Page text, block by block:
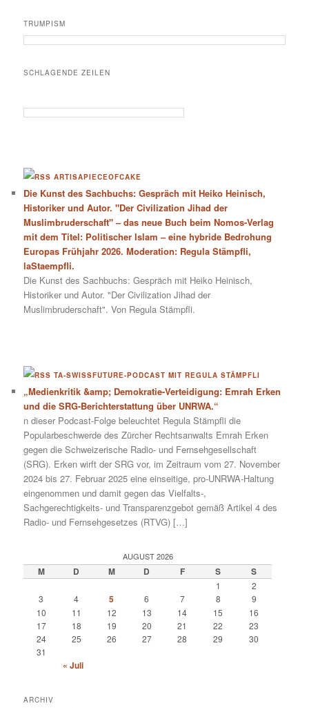
TRUMPISM
SCHLAGENDE ZEILEN
ARTISAPIECEOFCAKE
Die Kunst des Sachbuchs: Gespräch mit Heiko Heinisch,
Historiker und Autor. "Der Civilization Jihad der
Muslimbruderschaft" – das neue Buch beim Nomos-Verlag
mit dem Titel: Politischer Islam – eine hybride Bedrohung
Europas Frühjahr 2026. Moderation: Regula Stämpfli,
laStaempfli.
Die Kunst des Sachbuchs: Gespräch mit Heiko Heinisch,
Historiker und Autor. "Der Civilization Jihad der
Muslimbruderschaft". Von Regula Stämpfli.
TA-SWISSFUTURE-PODCAST MIT REGULA STÄMPFLI
„Medienkritik &amp; Demokratie-Verteidigung: Emrah Erken
und die SRG-Berichterstattung über UNRWA.“
n dieser Podcast-Folge beleuchtet Regula Stämpfli die
Popularbeschwerde des Zürcher Rechtsanwalts Emrah Erken
gegen die Schweizerische Radio- und Fernsehgesellschaft
(SRG). Erken wirft der SRG vor, im Zeitraum vom 27. November
2024 bis 27. Februar 2025 eine einseitige, pro-UNRWA-Haltung
eingenommen und damit gegen das Vielfalts-,
Sachgerechtigkeits- und Transparenzgebot gemäß Artikel 4 des
Radio- und Fernsehgesetzes (RTVG) […]
AUGUST 2026
M D M D F S S
1
2
3
4 5 6 7 8
9
10
11 12 13 14 15
16
17
18 19 20 21 22
23
24
25 26 27 28 29
30
31
« Juli
ARCHIV